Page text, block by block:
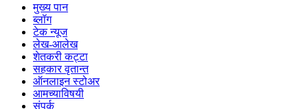
मुख्य पान
ब्लॉग
टेक न्यूज
लेख-आलेख
शेतकरी कट्टा
सहकार वृतान्त
ऑनलाइन स्टोअर
आमच्याविषयी
संपर्क